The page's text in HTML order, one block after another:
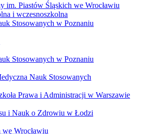
im. Piastów Śląskich we Wrocławiu
i wczesnoszkolna
Stosowanych w Poznaniu
Stosowanych w Poznaniu
Nauk Stosowanych
Prawa i Administracji w Warszawie
i Nauk o Zdrowiu w Łodzi
we Wrocławiu